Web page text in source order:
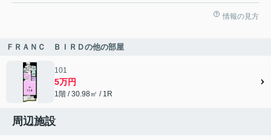
情報の見方
ＦＲＡＮＣ ＢＩＲＤの他の部屋
101
5万円
1階 / 30.98㎡ / 1R
周辺施設